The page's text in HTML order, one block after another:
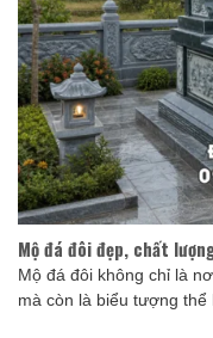
Mộ đá đôi đẹp, chất
Mộ đá đôi không chỉ là
mà còn là biểu tượng thể